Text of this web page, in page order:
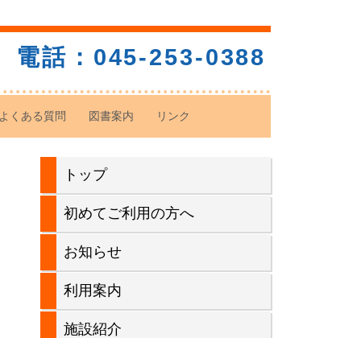
電話：045-253-0388
くある質問 図書案内 リンク
サ
イ
トップ
初めてご利用の方へ
お知らせ
利用案内
施設紹介